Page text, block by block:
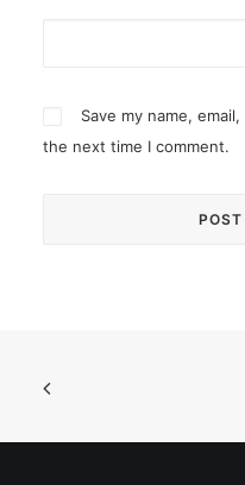
Save my name,
the next time I comment.